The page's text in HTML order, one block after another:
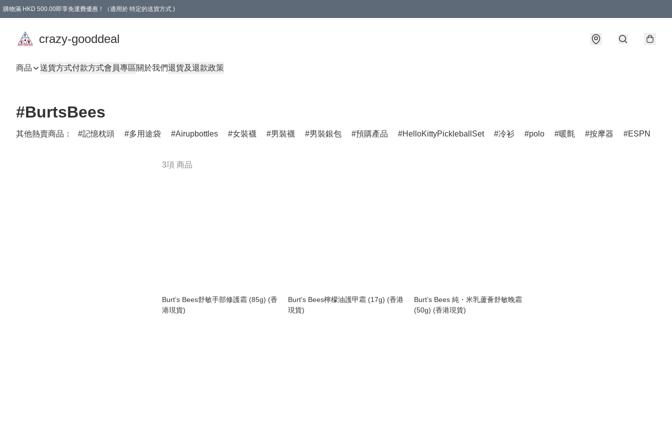
購物滿 HKD 500.00即享免運費優惠！（適用於 特定的送貨方式 )
crazy-gooddeal
商品 送貨方式付款方式會員專區關於我們退貨及退款政策
#BurtsBees
其他熱賣商品： 記憶枕頭 多用途袋 Airupbottles 女裝襪 男裝襪 男裝銀包 預購產品 HelloKittyPickleballSet 冷衫 polo 暖氈 按摩器 ESPN
3項 商品
Burt’s Bees舒敏手部修護霜 (85g) (香
港現貨)
Burt's Bees檸檬油護甲霜 (17g) (香港
現貨)
Burt’s Bees 純・米乳蘆薈舒敏晚霜
(50g) (香港現貨)